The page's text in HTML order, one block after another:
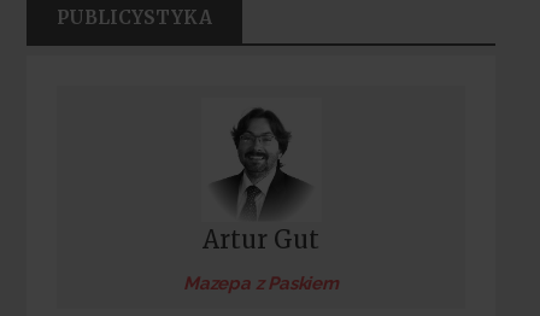
PUBLICYSTYKA
Artur Gut
Mazepa z Paskiem